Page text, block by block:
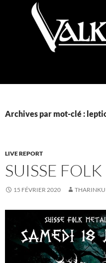
Archives par mot-clé :
LIVE REPORT
SUISSE
15 FÉVRIER 2020 THARINKU